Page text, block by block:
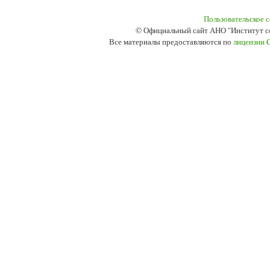
Пользовательское
© Официальный сайт АНО "Институт
Все материалы предоставляются по лицензии